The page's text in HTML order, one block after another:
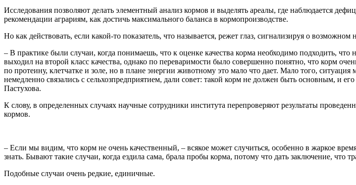
Исследования позволяют делать элементный анализ кормов и выделять ареалы, где наблюдается
рекомендации аграриям, как достичь максимального баланса в кормопроизводстве.
Но как действовать, если какой-то показатель, что называется, режет глаз, сигнализируя о возможном
– В практике были случаи, когда понимаешь, что к оценке качества корма необходимо подходить,
выходил на второй класс качества, однако по переваримости было совершенно понятно, что корм
по протеину, клетчатке и золе, но в плане энергии животному это мало что дает. Мало того,
немедленно связались с сельхозпредприятием, дали совет: такой корм не должен быть основным,
Пастухова.
К слову, в определенных случаях научные сотрудники института перепроверяют результаты
кормов.
– Если мы видим, что корм не очень качественный, – всякое может случиться, особенно в жаркое
знать. Бывают такие случаи, когда ездила сама, брала пробы корма, потому что дать заключение, что
Подобные случаи очень редкие, единичные.